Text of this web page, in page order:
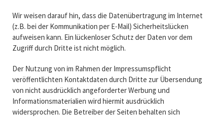
Wir weisen darauf hin, dass die Datenübertragung im Internet
(z.B. bei der Kommunikation per E-Mail) Sicherheitslücken
aufweisen kann. Ein lückenloser Schutz der Daten vor dem
Zugriff durch Dritte ist nicht möglich.
Der Nutzung von im Rahmen der Impressumspflicht
veröffentlichten Kontaktdaten durch Dritte zur Übersendung
von nicht ausdrücklich angeforderter Werbung und
Informationsmaterialien wird hiermit ausdrücklich
widersprochen. Die Betreiber der Seiten behalten sich